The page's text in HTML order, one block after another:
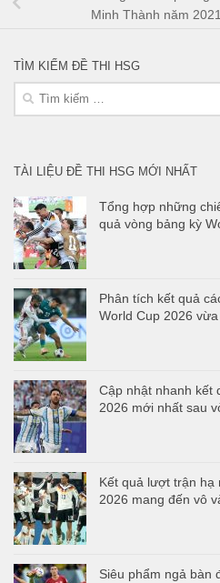
Minh Thành năm
TÌM KIẾM ĐỀ THI HSG
Tìm
kiếm
TÀI LIỆU ĐỀ THI HSG MỚI NHẤT
Tổng hợp những
quả vòng bảng kỳ
Phân tích kết quả
World Cup 2026
Cập nhật nhanh kết
2026 mới nhất sau
Kết quả lượt trận hạ
2026 mang đến vô
Siêu phẩm ngả bàn